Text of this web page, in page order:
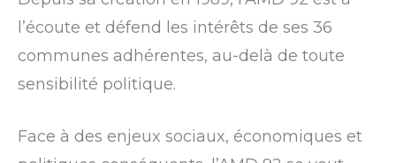
l’écoute et défend les intérêts de ses 36
communes adhérentes, au-delà de toute
sensibilité politique.
Face à des enjeux sociaux, économiques et